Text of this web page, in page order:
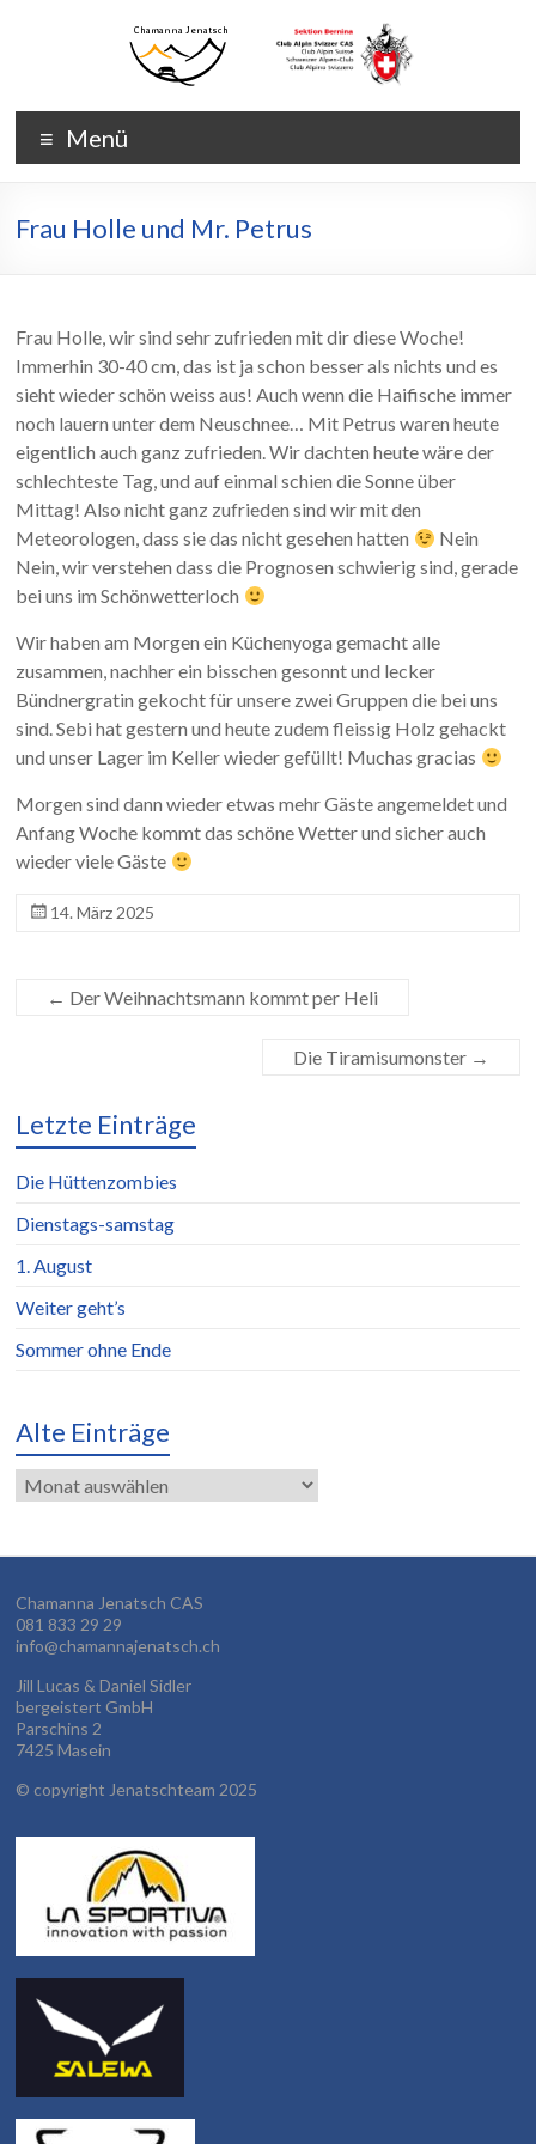
Chamanna
Jenatsch
Chamanna
Jenatsch
CAS
Menü
Frau Holle und Mr. Petrus
Frau Holle, wir sind sehr zufrieden mit dir diese Woche!
Immerhin 30-40 cm, das ist ja schon besser als nichts und es
sieht wieder schön weiss aus! Auch wenn die Haifische immer
noch lauern unter dem Neuschnee… Mit Petrus waren heute
eigentlich auch ganz zufrieden. Wir dachten heute wäre der
schlechteste Tag, und auf einmal schien die Sonne über
Mittag! Also nicht ganz zufrieden sind wir mit den
Meteorologen, dass sie das nicht gesehen hatten
Nein
Nein, wir verstehen dass die Prognosen schwierig sind, gerade
bei uns im Schönwetterloch
Wir haben am Morgen ein Küchenyoga gemacht alle
zusammen, nachher ein bisschen gesonnt und lecker
Bündnergratin gekocht für unsere zwei Gruppen die bei uns
sind. Sebi hat gestern und heute zudem fleissig Holz gehackt
und unser Lager im Keller wieder gefüllt! Muchas gracias
Morgen sind dann wieder etwas mehr Gäste angemeldet und
Anfang Woche kommt das schöne Wetter und sicher auch
wieder viele Gäste
14. März 2025
← Der Weihnachtsmann kommt per Heli
Die Tiramisumonster →
Letzte Einträge
Die Hüttenzombies
Dienstags-samstag
1. August
Weiter geht’s
Sommer ohne Ende
Alte Einträge
Alte
Einträge
Chamanna Jenatsch CAS
081 833 29 29
info@chamannajenatsch.ch
Jill Lucas & Daniel Sidler
bergeistert GmbH
Parschins 2
7425 Masein
© copyright Jenatschteam 2025